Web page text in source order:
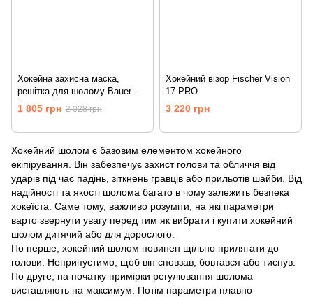
Хокейна захисна маска,
решітка для шолому Bauer
Profile ІІ
1 805 грн 2 028 грн
Хокейний візор Fischer Vision
17 PRO
3 220 грн
Хокейний шолом є базовим елементом хокейного
екіпірування. Він забезпечує захист голови та обличчя від
ударів під час падінь, зіткнень гравців або прильотів шайби. Від
надійності та якості шолома багато в чому залежить безпека
хокеїста. Саме тому, важливо розуміти, на які параметри
варто звернути увагу перед тим як вибрати і купити хокейний
шолом дитячий або для дорослого.
По перше, хокейний шолом повинен щільно прилягати до
голови. Неприпустимо, щоб він сповзав, бовтався або тиснув.
По друге, на початку примірки регулювання шолома
виставляють на максимум. Потім параметри плавно